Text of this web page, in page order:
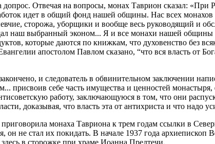
допрос. Отвечая на вопросы, монах Таврион сказал:
идет в общий фонд нашей общины. Нас всех
сторожа, уборщики и вообще весь руководящий и
наш выбранный эконом... Я и все монахи нашей общины
которые даются по книжкам, что духовенство без
апостолом Павлом сказано, “что вся власть от
и следователь в обвинительном заключении
присвоив себе часть имущества и ценностей
работу, заключающуюся в том, что они
доказывая, что власть эта от антихриста и что надо
монаха Тавриона к трем годам ссылки в
он не стал их покидать. В начале 1937 года
в сторожке при храме Иоанна Предтечи.